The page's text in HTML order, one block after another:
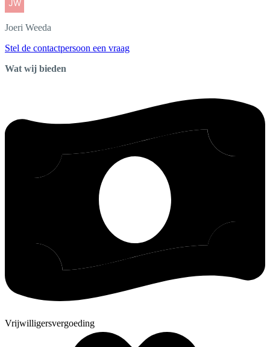
Joeri Weeda
Stel de contactpersoon een vraag
Wat wij bieden
Vrijwilligersvergoeding